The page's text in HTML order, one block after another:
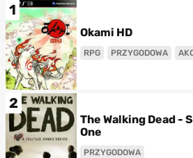
1
Okami HD
RPG PRZYGODOWA
2
The Walking Dead -
One
PRZYGODOWA